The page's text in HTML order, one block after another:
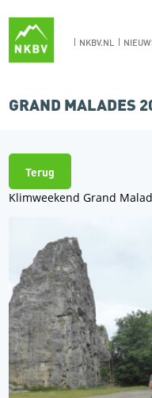
NKBV.NL
GRAND MALADES
Terug
Klimweekend Grand